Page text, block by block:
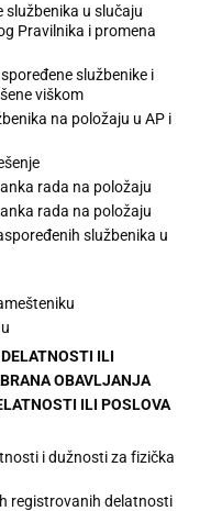
službenika u slučaju
Pravilnika i promena
službenike i
viškom
na položaju u AP i
rada na položaju
rada na položaju
službenika u
ILI
OBAVLJANJA
ILI POSLOVA
i dužnosti za fizička
registrovanih delatnosti